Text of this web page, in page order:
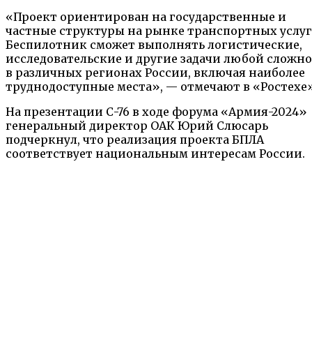
«Проект ориентирован на государственные и
частные структуры на рынке транспортных
Беспилотник сможет выполнять логистические,
исследовательские и другие задачи любой
в различных регионах России, включая наиболее
труднодоступные места», — отмечают в
На презентации С-76 в ходе форума «Армия-2024»
генеральный директор ОАК Юрий Слюсарь
подчеркнул, что реализация проекта БПЛА
соответствует национальным интересам России.